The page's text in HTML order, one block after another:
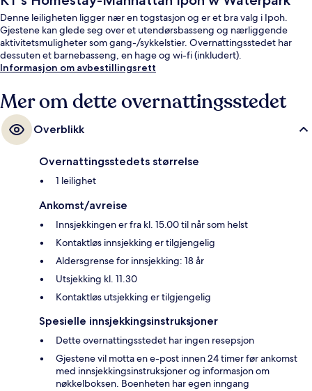
Denne leiligheten ligger nær en togstasjon og er et bra valg i Ipoh.
Gjestene kan glede seg over et utendørsbasseng og nærliggende
aktivitetsmuligheter som gang-/sykkelstier. Overnattingsstedet har
dessuten et barnebasseng, en hage og wi-fi (inkludert).
Informasjon om avbestillingsrett
Mer om dette overnattingsstedet
Overblikk
Overnattingsstedets størrelse
1 leilighet
Ankomst/avreise
Innsjekkingen er fra kl. 15.00 til når som helst
Kontaktløs innsjekking er tilgjengelig
Aldersgrense for innsjekking: 18 år
Utsjekking kl. 11.30
Kontaktløs utsjekking er tilgjengelig
Spesielle innsjekkingsinstruksjoner
Dette overnattingsstedet har ingen resepsjon
Gjestene vil motta en e-post innen 24 timer før ankomst
med innsjekkingsinstruksjoner og informasjon om
nøkkelboksen. Boenheten har egen inngang